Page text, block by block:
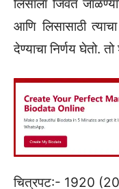
लिसाला जिवंत
आणि लिसासाठी
देण्याचा निर्णय घेतो.
चित्रपट:- 1920